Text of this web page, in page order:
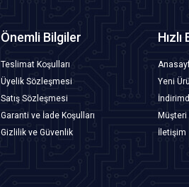
Önemli Bilgiler
Teslimat Koşulları
Üyelik Sözleşmesi
Satış Sözleşmesi
Garanti ve İade Koşulları
Gizlilik ve Güvenlik
Yeni
Müşteri
İletişim